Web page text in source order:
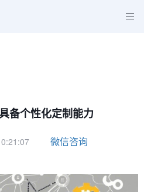
备个性化定制能力
微信咨询